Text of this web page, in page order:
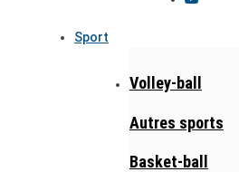
Sport
Volley-ball
Autres sports
Basket-ball